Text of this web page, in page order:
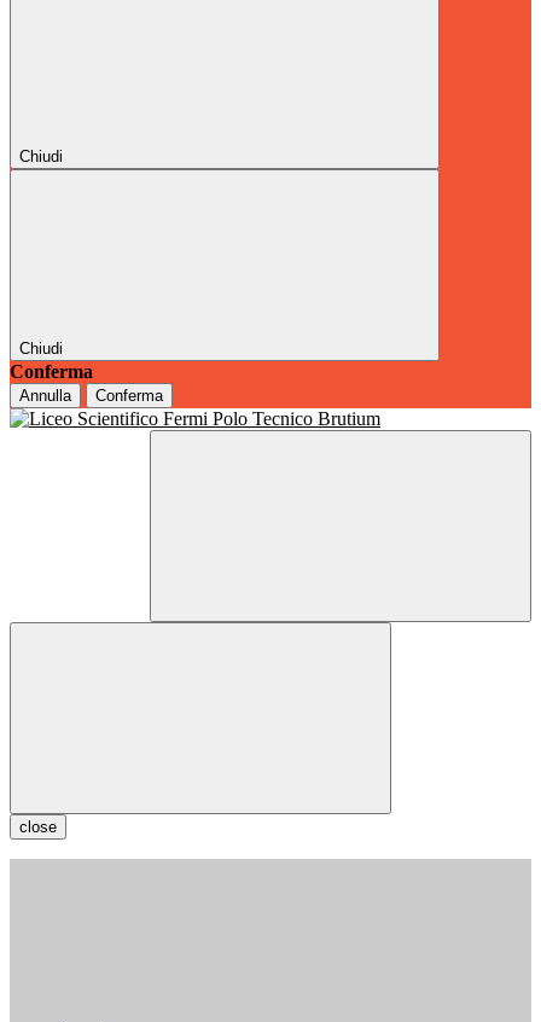
Chiudi
Chiudi
Conferma
Annulla Conferma
close